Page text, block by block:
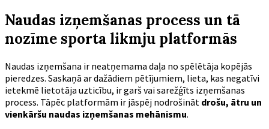
Naudas izņemšanas process un tā
nozīme sporta likmju platformās
Naudas izņemšana ir neatņemama daļa no spēlētāja kopējās
pieredzes. Saskaņā ar dažādiem pētījumiem, lieta, kas negatīvi
ietekmē lietotāja uzticību, ir garš vai sarežģīts izņemšanas
process. Tāpēc platformām ir jāspēj nodrošināt drošu, ātru un
vienkāršu naudas izņemšanas mehānismu.